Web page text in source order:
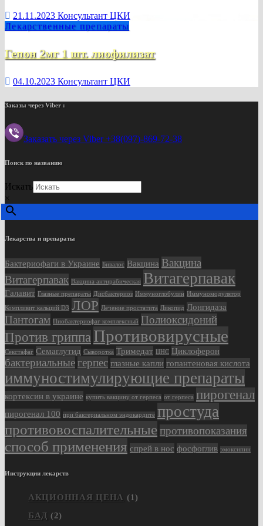
21.11.2023 Консультант ЦКИ
Лекарственные препараты
Гепон 2мг 1 шт. лиофилизат
04.10.2023 Консультант ЦКИ
Заказы через Viber :
Заказать через Viber +38(097)-869-72-38
Поиск по названию
Искать
×
Лекарства и препараты
Бактериофаги в Украине Бивалос Вакцина Вакцина
Витагерпавак Вакцина антирабическая Витагерпавак
Галавит Глазные препараты Дисбактериоз Иммуноглобулин Иммуномодулятор
Компливит кальций D3 ЛОР Лечение простатита Ликопид Лонгидаза
Пантогам Пиобактериофаг комплексный Полиоксидоний
Против гриппа Противовирусные
Секстафаг Семаглутид Сыворотка Тримедат ЦНС Циклоферон
бактериальныегерпес глазные капли гопантеновая кислота
иммуностимулирующие препараты
кортексин в украине купить вакцину от герпеса от герпеса пирогенал
пирогенал 100 при бактериальном эндокардите простуда
противовоспалительные противопоказания
способ применения спрей в нос фосфоглив эмоксипин
Инструкции лекарств
АКЦИОННАЯ ЦЕНА (1)
БАД (2)